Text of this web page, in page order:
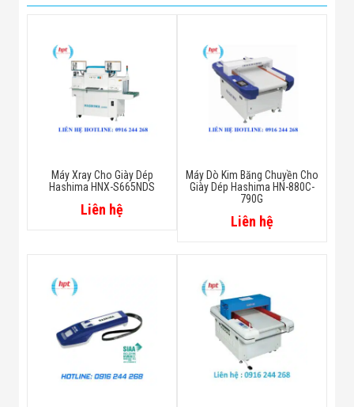
Máy Xray Cho Giày Dép
Hashima HNX-S665NDS
Liên hệ
Máy Dò Kim Băng Chuyền Cho
Giày Dép Hashima HN-880C-
790G
Liên hệ